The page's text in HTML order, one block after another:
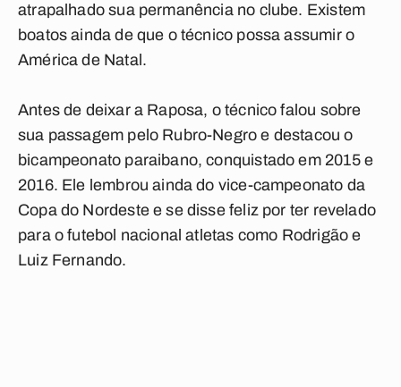
atrapalhado sua permanência no clube. Existem
boatos ainda de que o técnico possa assumir o
América de Natal.
Antes de deixar a Raposa, o técnico falou sobre
sua passagem pelo Rubro-Negro e destacou o
bicampeonato paraibano, conquistado em 2015 e
2016. Ele lembrou ainda do vice-campeonato da
Copa do Nordeste e se disse feliz por ter revelado
para o futebol nacional atletas como Rodrigão e
Luiz Fernando.